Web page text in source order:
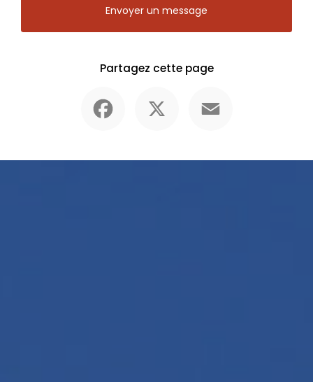
Envoyer un message
Partagez cette page